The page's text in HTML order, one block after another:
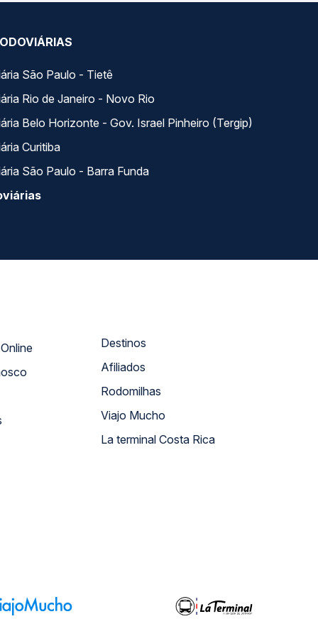
São Paulo - Tietê
Rio de Janeiro - Novo Rio
Belo Horizonte - Gov. Israel Pinheiro (Tergip)
Curitiba
São Paulo - Barra Funda
Atendimento Online
Destinos
Afiliados
Rodomilhas
Viajo Mucho
La terminal Costa Rica